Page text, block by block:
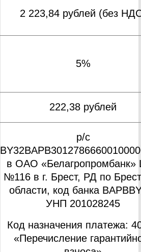
2 223,84 рублей (без
5%
222,38 рублей
р/с
в ОАО «Белагропромбанк»
№116 в г. Брест, РД по
области, код банка
УНП 201028245
Код назначения платежа:
«Перечисление